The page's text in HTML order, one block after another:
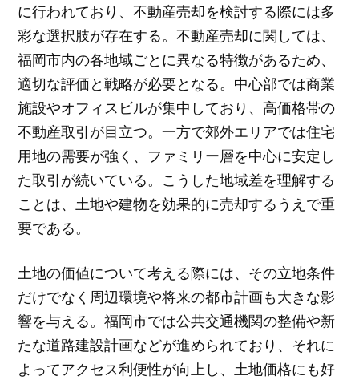
に行われており、不動産売却を検討する際には多
彩な選択肢が存在する。不動産売却に関しては、
福岡市内の各地域ごとに異なる特徴があるため、
適切な評価と戦略が必要となる。中心部では商業
施設やオフィスビルが集中しており、高価格帯の
不動産取引が目立つ。一方で郊外エリアでは住宅
用地の需要が強く、ファミリー層を中心に安定し
た取引が続いている。こうした地域差を理解する
ことは、土地や建物を効果的に売却するうえで重
要である。
土地の価値について考える際には、その立地条件
だけでなく周辺環境や将来の都市計画も大きな影
響を与える。福岡市では公共交通機関の整備や新
たな道路建設計画などが進められており、それに
よってアクセス利便性が向上し、土地価格にも好